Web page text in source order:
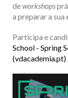
deworkshops
a preparar a sua
Participa e
School - Spring
(vdacademia.pt)